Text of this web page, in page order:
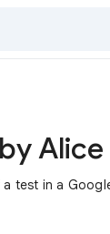
a test in a